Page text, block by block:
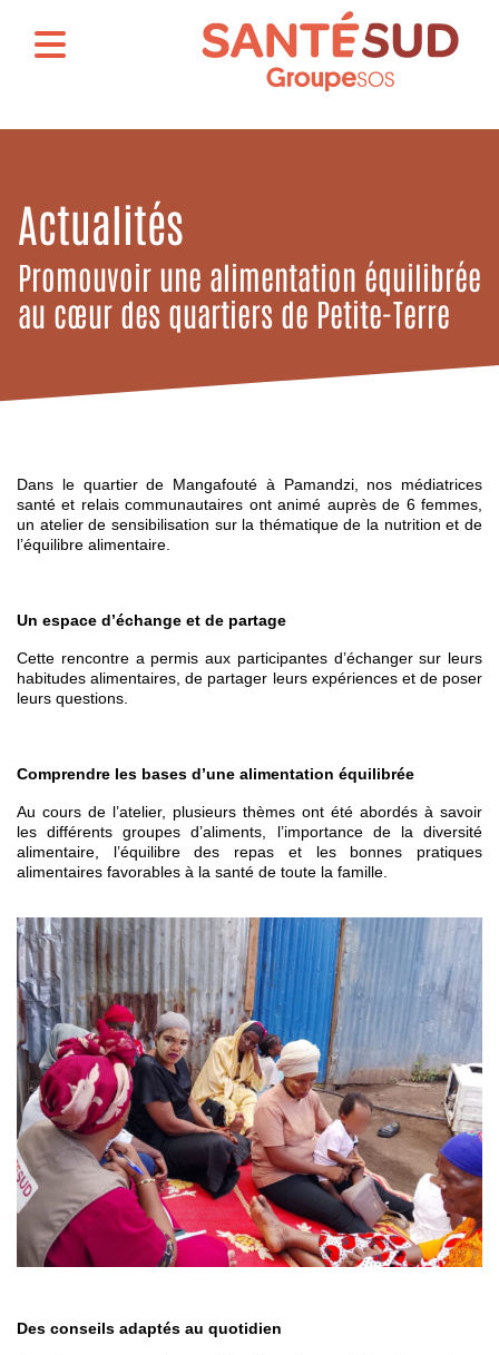
Actualités
Promouvoir une alimentation équilibrée
au cœur des quartiers de Petite-Terre
Dans le quartier de Mangafouté à Pamandzi, nos médiatrices
santé et relais communautaires ont animé auprès de 6 femmes,
un atelier de sensibilisation sur la thématique de la nutrition et de
l’équilibre alimentaire.
Un espace d’échange et de partage
Cette rencontre a permis aux participantes d’échanger sur leurs
habitudes alimentaires, de partager leurs expériences et de poser
leurs questions.
Comprendre les bases d’une alimentation équilibrée
Au cours de l’atelier, plusieurs thèmes ont été abordés à savoir
les différents groupes d’aliments, l’importance de la diversité
alimentaire, l’équilibre des repas et les bonnes pratiques
alimentaires favorables à la santé de toute la famille.
Des conseils adaptés au quotidien